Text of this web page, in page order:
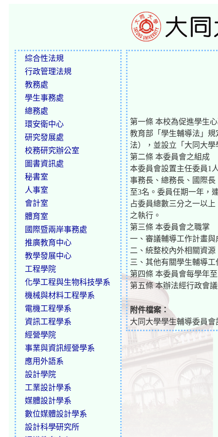
綜合性法規
行政管理法規
教務處
學生事務處
總務處
環安衛中心
研究發展處
校務研究辦公室
圖書資訊處
秘書室
人事室
會計室
體育室
國際暨兩岸事務處
推廣教育中心
教學發展中心
工程學院
化學工程與生物科技學系
機械與材料工程學系
電機工程學系
資訊工程學系
經營學院
事業與資訊經營學系
應用外語系
設計學院
工業設計學系
媒體設計學系
數位媒體設計學系
設計科學研究所
第一條 本校為促進學生
教育部「學生輔導法」
法），並設立「大同大
第二條 本委員會之組成
本委員會設置主任委員1
事務長、總務長、國際
至3名。委員任期一年，
占委員總數三分之一以
之執行。
第三條 本委員會之職掌
一、審議輔導工作計畫與
二、統整校內外相關資
三、其他有關學生輔導
第四條 本委員會每學年
第五條 本辦法經行政會
附件檔案：
大同大學學生輔導委員